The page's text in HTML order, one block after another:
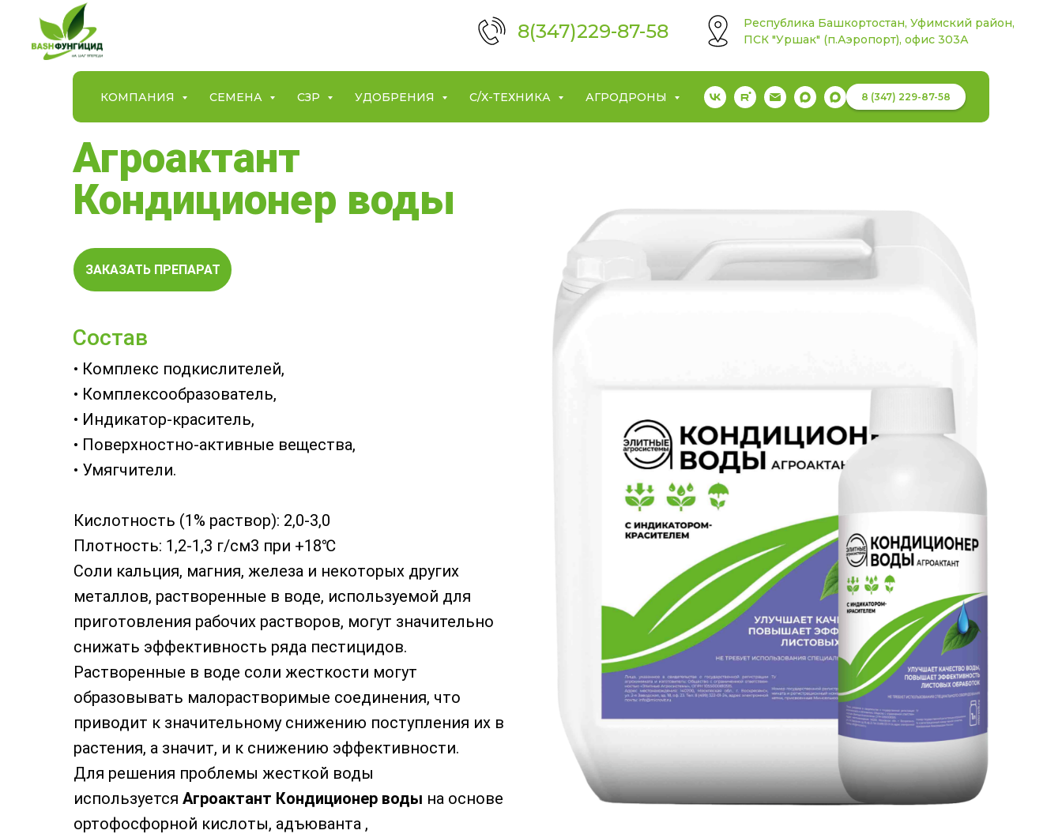
8(347)229-87-58
Республика Башкортостан, Уфимский район,
ПСК "Уршак" (п.Аэропорт), офис 303А
КОМПАНИЯ СЕМЕНА СЗР УДОБРЕНИЯ С/Х-ТЕХНИКА АГРОДРОНЫ 8 (347) 229-87-58
•‎ Комплекс подкислителей,
•‎ Комплексообразователь,
•‎ Индикатор-краситель,
•‎ Поверхностно-активные вещества,
•‎ Умягчители.
Кислотность (1% раствор): 2,0-3,0
Плотность: 1,2-1,3 г/см3 при +18℃
Соли кальция, магния, железа и некоторых других
металлов, растворенные в воде, используемой для
приготовления рабочих растворов, могут значительно
снижать эффективность ряда пестицидов.
Растворенные в воде соли жесткости могут
образовывать малорастворимые соединения, что
приводит к значительному снижению поступления их в
растения, а значит, и к снижению эффективности.
Для решения проблемы жесткой воды
используется Агроактант Кондиционер воды на основе
ортофосфорной кислоты, адъюванта ,
Состав
Агроактант
Кондиционер воды
ЗАКАЗАТЬ ПРЕПАРАТ